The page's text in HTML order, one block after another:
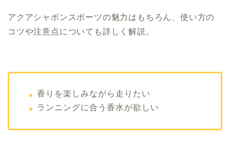
アクアシャボンスポーツの魅力はもちろん、使い方の
コツや注意点についても詳しく解説。
香りを楽しみながら走りたい
ランニングに合う香水が欲しい